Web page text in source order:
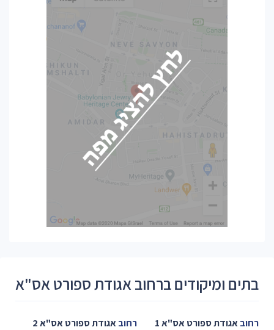
בתים ומיקודים ברחוב אגודת ספורט אס"א
רחובאגודת ספורט אס"א 1
רחובאגודת ספורט אס"א 2